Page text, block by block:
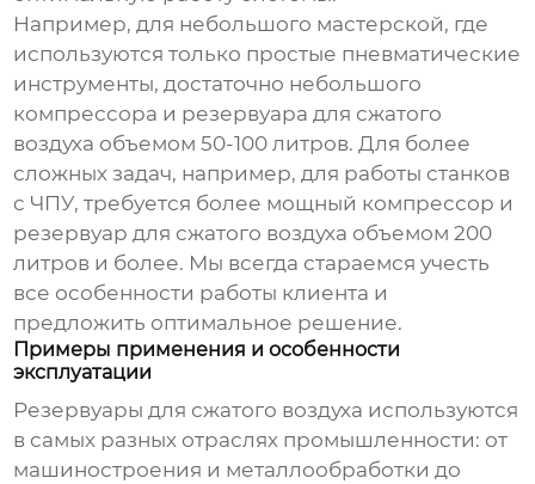
Например, для небольшого мастерской, где
используются только простые пневматические
инструменты, достаточно небольшого
компрессора и резервуара для сжатого
воздуха объемом 50-100 литров. Для более
сложных задач, например, для работы станков
с ЧПУ, требуется более мощный компрессор и
резервуар для сжатого воздуха объемом 200
литров и более. Мы всегда стараемся учесть
все особенности работы клиента и
предложить оптимальное решение.
Примеры применения и особенности
эксплуатации
Резервуары для сжатого воздуха используются
в самых разных отраслях промышленности: от
машиностроения и металлообработки до